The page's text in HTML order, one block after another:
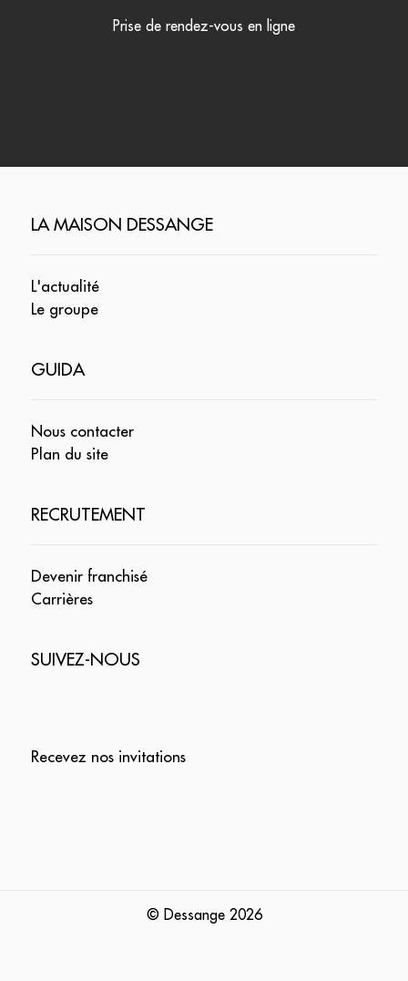
Prise de rendez-vous en ligne
LA MAISON DESSANGE
L'actualité
Le groupe
GUIDA
Nous contacter
Plan du site
RECRUTEMENT
Devenir franchisé
Carrières
SUIVEZ-NOUS
Recevez nos invitations
© Dessange 2026